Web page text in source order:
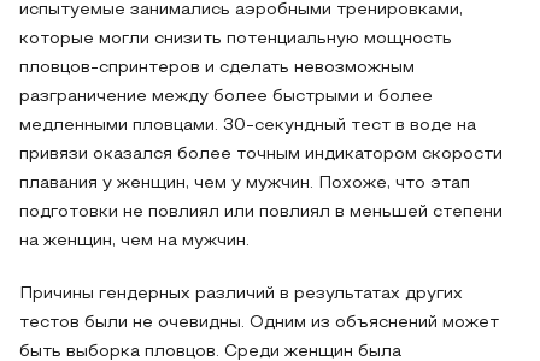
испытуемые занимались аэробными тренировками,
которые могли снизить потенциальную мощность
пловцов-спринтеров и сделать невозможным
разграничение между более быстрыми и более
медленными пловцами. 30-секундный тест в воде на
привязи оказался более точным индикатором скорости
плавания у женщин, чем у мужчин. Похоже, что этап
подготовки не повлиял или повлиял в меньшей степени
на женщин, чем на мужчин.
Причины гендерных различий в результатах других
тестов были не очевидны. Одним из объяснений может
быть выборка пловцов. Среди женщин была